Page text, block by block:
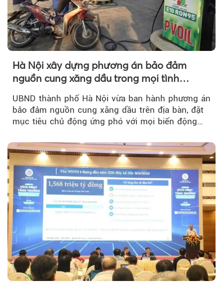
Hà Nội xây dựng phương án bảo đảm
nguồn cung xăng dầu trong mọi tình
UBND thành phố Hà Nội vừa ban hành phương án
bảo đảm nguồn cung xăng dầu trên địa bàn, đặt
mục tiêu chủ động ứng phó với mọi biến động